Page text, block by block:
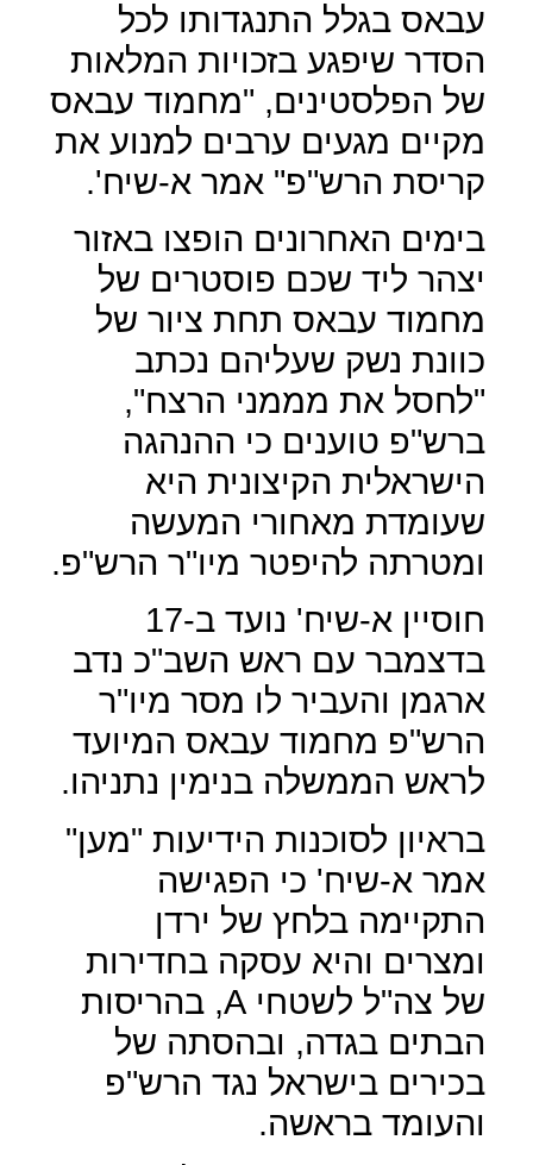
עבאס בגלל התנגדותו לכל
הסדר שיפגע בזכויות המלאות
של הפלסטינים, "מחמוד עבאס
מקיים מגעים ערבים למנוע את
קריסת הרש"פ" אמר א-שיח'.
בימים האחרונים הופצו באזור
יצהר ליד שכם פוסטרים של
מחמוד עבאס תחת ציור של
כוונת נשק שעליהם נכתב
"לחסל את מממני הרצח",
ברש"פ טוענים כי ההנהגה
הישראלית הקיצונית היא
שעומדת מאחורי המעשה
ומטרתה להיפטר מיו"ר הרש"פ.
חוסיין א-שיח' נועד ב-17
בדצמבר עם ראש השב"כ נדב
ארגמן והעביר לו מסר מיו"ר
הרש"פ מחמוד עבאס המיועד
לראש הממשלה בנימין נתניהו.
בראיון לסוכנות הידיעות "מען"
אמר א-שיח' כי הפגישה
התקיימה בלחץ של ירדן
ומצרים והיא עסקה בחדירות
של צה"ל לשטחי A, בהריסות
הבתים בגדה, ובהסתה של
בכירים בישראל נגד הרש"פ
והעומד בראשה.